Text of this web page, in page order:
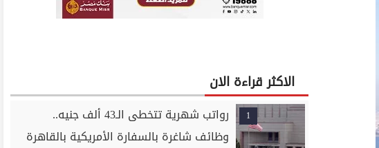
الاكثر قراءة الان
1
رواتب شهرية تتخطى الـ43 ألف جنيه..
وظائف شاغرة بالسفارة الأمريكية بالقاهرة